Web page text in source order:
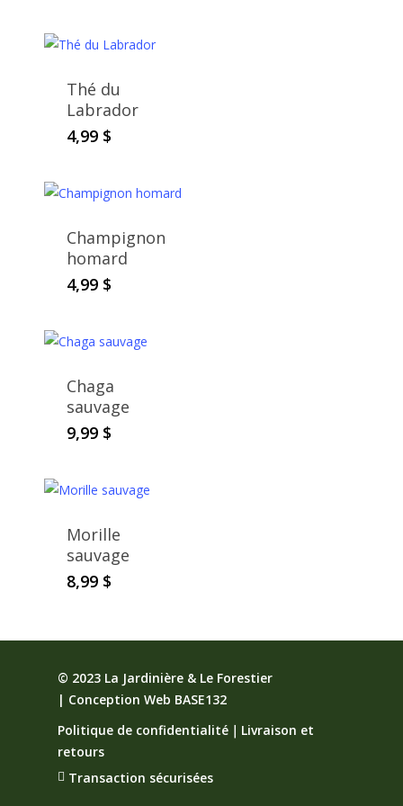
Thé du
Labrador
4,99 $
Champignon
homard
4,99 $
Chaga
sauvage
9,99 $
Morille
sauvage
8,99 $
© 2023 La Jardinière & Le Forestier
| Conception Web BASE132
Politique de confidentialité ｜ Livraison et
retours
Transaction sécurisées